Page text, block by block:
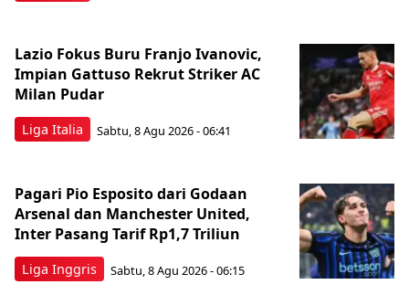
Liga Italia
Lazio Fokus Buru Franjo Ivanovic,
Impian Gattuso Rekrut Striker AC
Milan Pudar
Sabtu, 8 Agu 2026 - 06:41
Liga Inggris
Pagari Pio Esposito dari Godaan
Arsenal dan Manchester United,
Inter Pasang Tarif Rp1,7 Triliun
Sabtu, 8 Agu 2026 - 06:15